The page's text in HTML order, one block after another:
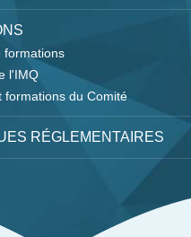
formations
l'IMQ
formations du Comité
RÉGLEMENTAIRES